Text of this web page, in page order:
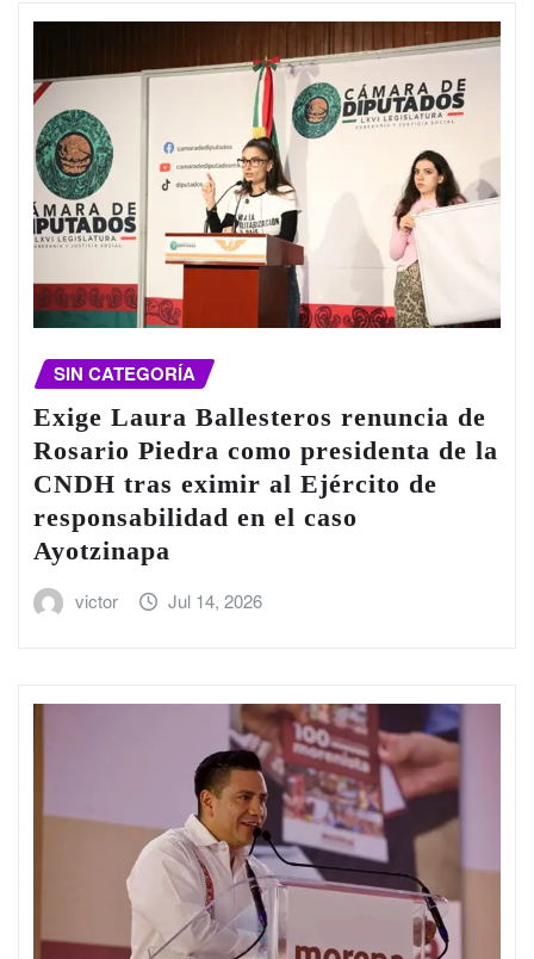
SIN CATEGORÍA
Exige Laura Ballesteros renuncia de
Rosario Piedra como presidenta de la
CNDH tras eximir al Ejército de
responsabilidad en el caso
Ayotzinapa
victor Jul 14, 2026